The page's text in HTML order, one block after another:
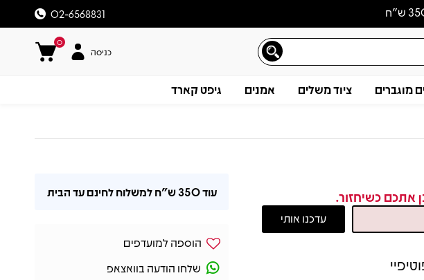
02-6568831
0
כניסה
מוגברים ציוד משלים אמנים גיפט קארד
אתכם כשיחזור. עוד350 ש"ח למשלוח לחינם עד הבית
הוספה למועדפים
שלחו הודעה בוואצאפ